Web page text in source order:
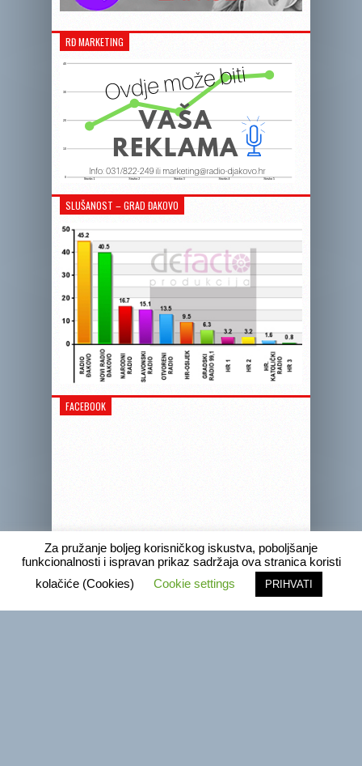
RĐ MARKETING
SLUŠANOST – GRAD ĐAKOVO
FACEBOOK
Za pružanje boljeg korisničkog iskustva, poboljšanje
funkcionalnosti i ispravan prikaz sadržaja ova stranica koristi
kolačiće (Cookies)
Cookie settings PRIHVATI